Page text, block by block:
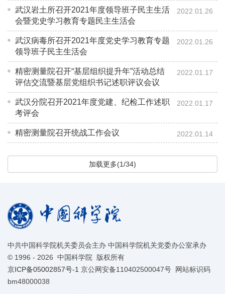
武汉岩土所召开2021年度领导班子民主生活
会暨党史学习教育专题民主生活会
2022.01.26
武汉病毒所召开2021年度党史学习教育专题
领导班子民主生活会
2022.01.26
精密测量院召开“基层组织提升年”活动总结
评估交流暨基层党组织书记述职评议会议
2022.01.17
武汉分院召开2021年度党建、纪检工作述职
考评会
2022.01.17
精密测量院召开统战工作会议 2022.01.14
加载更多(1/34)
中共中国科学院机关委员会主办 中国科学院机关党委办公室承办
© 1996 - 2026 中国科学院 版权所有
京ICP备05002857号-1 京公网安备110402500047号 网站标识码
bm48000038